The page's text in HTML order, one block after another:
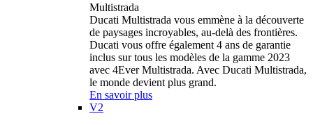
Multistrada
Ducati Multistrada vous emmène à la découverte
de paysages incroyables, au-delà des frontières.
Ducati vous offre également 4 ans de garantie
inclus sur tous les modèles de la gamme 2023
avec 4Ever Multistrada. Avec Ducati Multistrada,
le monde devient plus grand.
En savoir plus
V2